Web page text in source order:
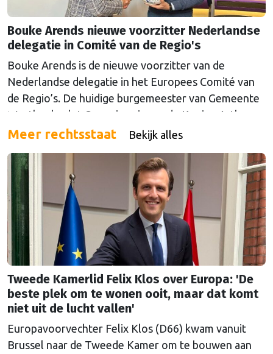
Bouke Arends nieuwe voorzitter Nederlandse
delegatie in Comité van de Regio's
Bouke Arends is de nieuwe voorzitter van de
Nederlandse delegatie in het Europees Comité van
de Regio’s. De huidige burgemeester van Gemeente
Westland volgt Commissaris van de Koning Arthur
van Dijk (Noord-Holland) op, die de voorzittersrol
Nederlandse regio’s behoorlijk succesvol in hun
lobby in Brussel, en dat komt vooral omdat …
Continued
Meer rechtsstaat Bekijk alles
Tweede Kamerlid Felix Klos over Europa: 'De
beste plek om te wonen ooit, maar dat komt
niet uit de lucht vallen'
Europavoorvechter Felix Klos (D66) kwam vanuit
Brussel naar de Tweede Kamer om te bouwen aan